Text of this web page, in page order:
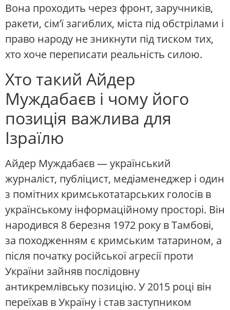
Вона проходить через фронт, заручників,
ракети, сім’ї загиблих, міста під обстрілами і
право народу не зникнути під тиском тих,
хто хоче переписати реальність силою.
Хто такий Айдер
Муждабаєв і чому його
позиція важлива для
Ізраїлю
Айдер Муждабаєв — український
журналіст, публіцист, медіаменеджер і один
з помітних кримськотатарських голосів в
українському інформаційному просторі. Він
народився 8 березня 1972 року в Тамбові,
за походженням є кримським татарином, а
після початку російської агресії проти
України зайняв послідовну
антикремлівську позицію. У 2015 році він
переїхав в Україну і став заступником